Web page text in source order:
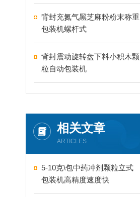
背封充氮气黑芝麻粉粉末称重
包装机螺杆式
背封震动旋转盘下料小积木颗
粒自动包装机
相关文章
ARTICLES
5-10克\包中药冲剂颗粒立式
包装机高精度速度快